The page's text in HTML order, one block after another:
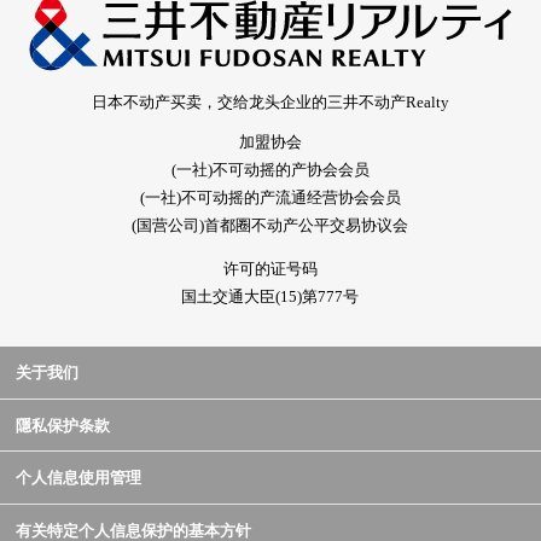
日本不动产买卖，交给龙头企业的三井不动产Realty
加盟协会
(一社)不可动摇的产协会会员
(一社)不可动摇的产流通经营协会会员
(国营公司)首都圈不动产公平交易协议会
许可的证号码
国土交通大臣(15)第777号
关于我们
隱私保护条款
个人信息使用管理
有关特定个人信息保护的基本方针